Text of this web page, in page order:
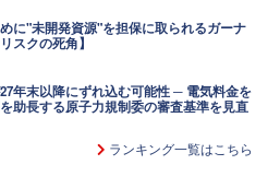
に"未開発資源"を担保に取られるガーナ
スクの死角】
年末以降にずれ込む可能性 ─ 電気料金を
助長する原子力規制委の審査基準を見直
ランキング一覧はこちら